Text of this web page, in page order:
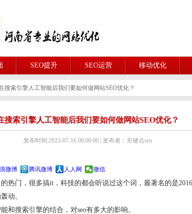
SEO提升 SEO运营 移动优化
搜索引擎人工智能后我们要如何做网站SEO优化？
搜索引擎人工智能后我们要如何做网站SEO优化？
发布时间:2023-07-16 00:00:00 | 发布者：关键点seo
微博 腾讯微博 人人网 微信
门，很多搞it，科技的都会听说过这个词，最著名的是
动。
搜索引擎的结合，对seo有多大的影响。